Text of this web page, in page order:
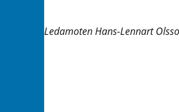
Ledamoten Hans-Lennart